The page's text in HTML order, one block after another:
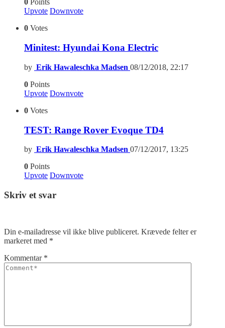
0 Points
Upvote Downvote
0 Votes
Minitest: Hyundai Kona Electric
by Erik Hawaleschka Madsen 08/12/2018, 22:17
0 Points
Upvote Downvote
0 Votes
TEST: Range Rover Evoque TD4
by Erik Hawaleschka Madsen 07/12/2017, 13:25
0 Points
Upvote Downvote
Skriv et svar
Din e-mailadresse vil ikke blive publiceret. Krævede felter er
markeret med *
Kommentar *